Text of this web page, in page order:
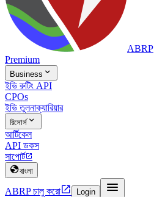
ABRP
Premium
Business 
ইভি রুটিং API
CPOs
ইভি তুলনাক্যারিয়ার
রিসোর্স
আর্টিকেল
API ডকস
সাপোর্ট
বাংলা
ABRP চালু করো Login 